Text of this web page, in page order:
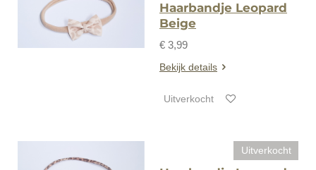
Haarbandje Leopard
Beige
€ 3,99
Bekijk details
Uitverkocht
Uitverkocht